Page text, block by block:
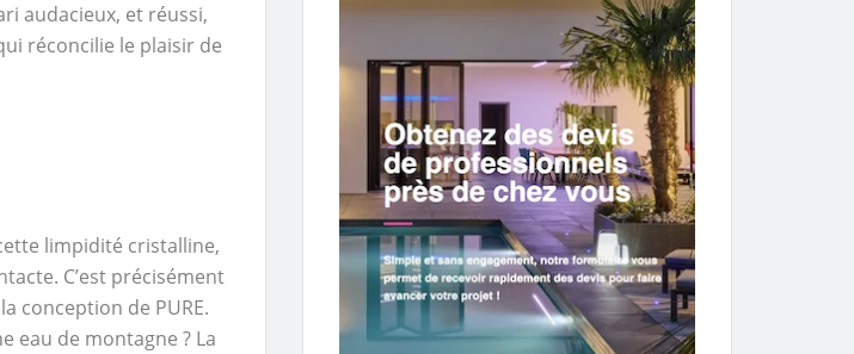
audacieux, et réussi,
réconcilie le plaisir de
limpidité cristalline,
C’est précisément
conception de PURE.
eau de montagne ? La